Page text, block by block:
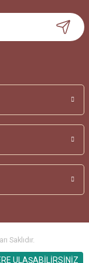
ULAŞABİLİRSİNİZ
Saklıdır.